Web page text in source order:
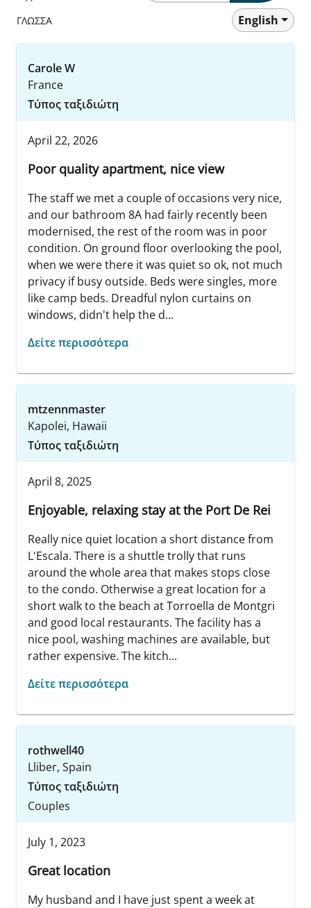
ΓΛΩΣΣΑ
English
Carole W
France
Τύπος ταξιδιώτη
April 22, 2026
Poor quality apartment, nice view
The staff we met a couple of occasions very nice,
and our bathroom 8A had fairly recently been
modernised, the rest of the room was in poor
condition. On ground floor overlooking the pool,
when we were there it was quiet so ok, not much
privacy if busy outside. Beds were singles, more
like camp beds. Dreadful nylon curtains on
windows, didn't help the d...
Δείτε περισσότερα
mtzennmaster
Kapolei, Hawaii
Τύπος ταξιδιώτη
April 8, 2025
Enjoyable, relaxing stay at the Port De Rei
Really nice quiet location a short distance from
L'Escala. There is a shuttle trolly that runs
around the whole area that makes stops close
to the condo. Otherwise a great location for a
short walk to the beach at Torroella de Montgri
and good local restaurants. The facility has a
nice pool, washing machines are available, but
rather expensive. The kitch...
Δείτε περισσότερα
rothwell40
Lliber, Spain
Τύπος ταξιδιώτη
Couples
July 1, 2023
Great location
My husband and I have just spent a week at